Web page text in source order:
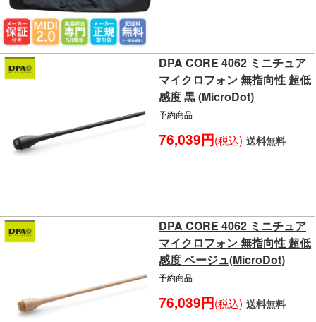
DPA CORE 4062 ミニチュア
マイクロフォン 無指向性 超低
感度 黒 (MicroDot)
予約商品
76,039円(税込) 送料無料
DPA CORE 4062 ミニチュア
マイクロフォン 無指向性 超低
感度 ベージュ(MicroDot)
予約商品
76,039円(税込) 送料無料